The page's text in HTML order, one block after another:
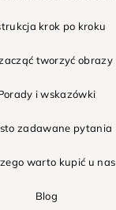
krok po kroku
tworzyć obrazy
i wskazówki
zadawane pytania
warto kupić u nas
Blog